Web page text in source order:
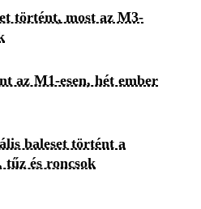
történt, most az M3-
az M1-esen, hét ember
baleset történt a
és roncsok